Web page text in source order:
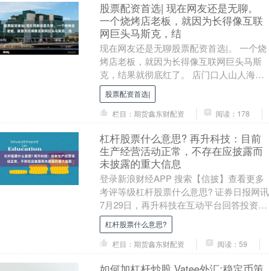
股票配资首选| 现在网友还是无聊。
一个烧烤店老板，就因为长得像互联
网巨头马斯克，结
现在网友还是无聊股票配资首选|。 一个烧
烤店老板，就因为长得像互联网巨头马斯
克，结果就彻底红了。 店门口人山人海，
全是网红，过来拍照打卡和直播的。 而这
老板也是....
股票配资首选|
栏目：期货鑫东财配资
阅读：178
杠杆股票什么意思? 再升科技：目前
生产经营活动正常，不存在应披露而
未披露的重大信息
登录新浪财经APP 搜索【信披】查看更多
考评等级杠杆股票什么意思? 证券日报网讯
7月29日，再升科技在互动平台回答投资者
提问时表示，公司严格按照证监会及交易
所....
杠杆股票什么意思?
栏目：期货鑫东财配资
阅读：59